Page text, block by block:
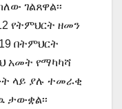
ገልጸዋል፡፡
የትምህርት ዘመን
በትምህርት
አመት የማካካሻ
ላይ ያሉ ተመራቂ